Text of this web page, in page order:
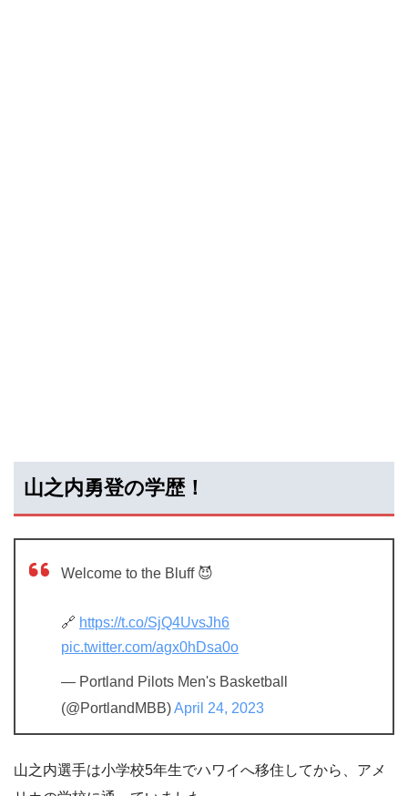
山之内勇登の学歴！
Welcome to the Bluff 😈
🔗 https://t.co/SjQ4UvsJh6
pic.twitter.com/agx0hDsa0o
— Portland Pilots Men's Basketball
(@PortlandMBB)April 24, 2023
山之内選手は小学校5年生でハワイへ移住してから、アメ